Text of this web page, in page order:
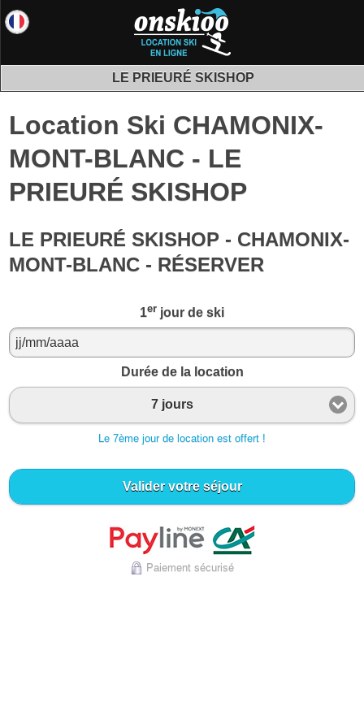
LE PRIEURÉ SKISHOP
Location Ski CHAMONIX-
MONT-BLANC - LE
PRIEURÉ SKISHOP
LE PRIEURÉ SKISHOP - CHAMONIX-
MONT-BLANC - RÉSERVER
1er jour de ski
Durée de la location
7 jours
Le 7ème jour de location est offert !
Valider votre séjour
Paiement sécurisé